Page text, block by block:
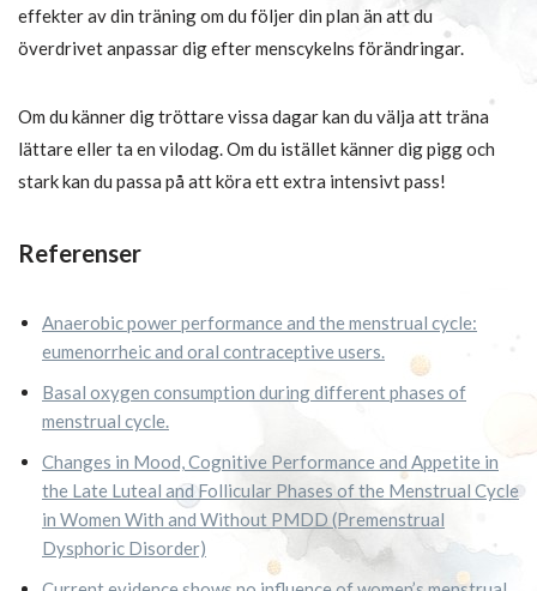
effekter av din träning om du följer din plan än att du
överdrivet anpassar dig efter menscykelns förändringar.
Om du känner dig tröttare vissa dagar kan du välja att träna
lättare eller ta en vilodag. Om du istället känner dig pigg och
stark kan du passa på att köra ett extra intensivt pass!
Referenser
Anaerobic power performance and the menstrual cycle:
eumenorrheic and oral contraceptive users.
Basal oxygen consumption during different phases of
menstrual cycle.
Changes in Mood, Cognitive Performance and Appetite in
the Late Luteal and Follicular Phases of the Menstrual Cycle
in Women With and Without PMDD (Premenstrual
Dysphoric Disorder)